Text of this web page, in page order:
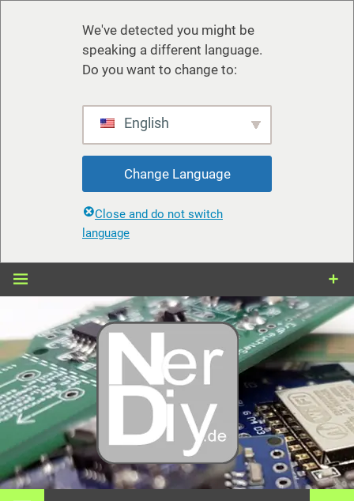
We've detected you might be
speaking a different language.
Do you want to change to:
English
Change Language
Close and do not switch
language
Zum
En nerdiy.de, todo gira en torno a la electrónica, el bricolaje,
la impresión 3D, el hogar inteligente y muchos otros temas